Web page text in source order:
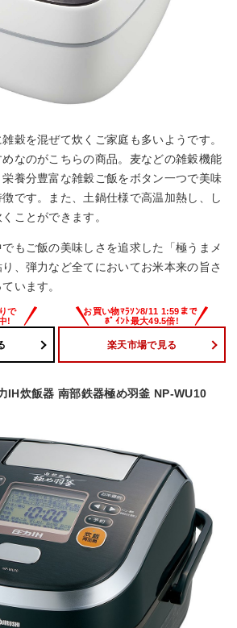
穀を混ぜて炊くご家庭も多いようです。
なのがこちらの商品。麦などの雑穀機能
養分豊富な雑穀ご飯をボタン一つで美味
です。また、土鍋仕様で高温加熱し、し
ことができます。
もご飯の美味しさを追求した「極うまメ
、弾力など全てにおいてお米本来の旨さ
います。
楽天市場で見る
IH炊飯器 南部鉄器極め羽釜 NP-WU10